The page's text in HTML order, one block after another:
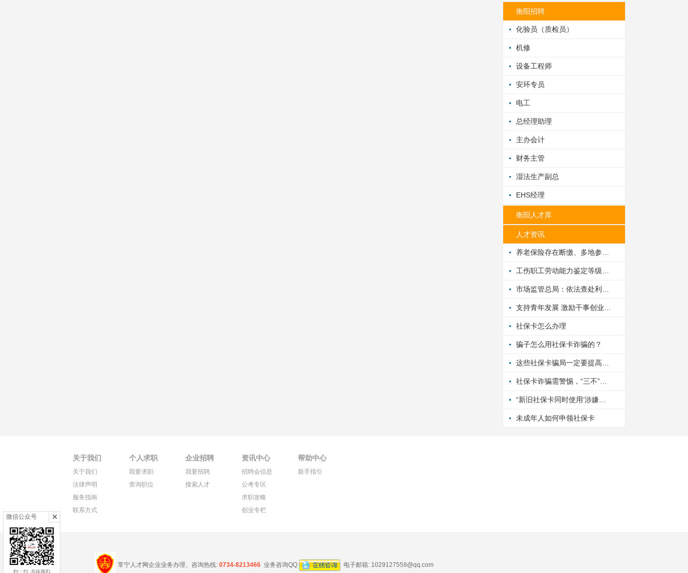
衡阳招聘
化验员（质检员）
机修
设备工程师
安环专员
电工
总经理助理
主办会计
财务主管
湿法生产副总
EHS经理
衡阳人才库
人才资讯
社保卡怎么办理
骗子怎么用社保卡诈骗的？
未成年人如何申领社保卡
关于我们
关于我们
法律声明
服务指南
联系方式
个人求职
我要求职
查询职位
企业招聘
我要招聘
搜索人才
资讯中心
招聘会信息
公考专区
求职攻略
创业专栏
帮助中心
新手指引
常宁人才网企业业务办理、咨询热线: 0734-8213466 业务咨询QQ 电子邮箱: 1029127559@qq.com
微信公众号